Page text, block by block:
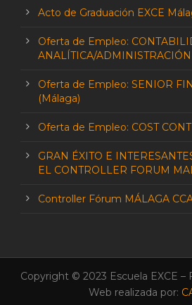
Acto de Graduación EXCE
Oferta de Empleo:
ANALÍTICA/
Oferta de Empleo: SENIOR
(Málaga)
Oferta de Empleo: COST
GRAN ÉXITO E
EL CONTROLLER FORUM
Controller Fórum MÁLAGA
Copyright © 2023 Escuela EXCE –
Web realizada por: